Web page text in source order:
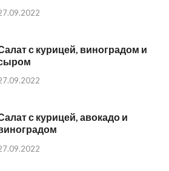
с курицей, виноградом и
с курицей, авокадо и